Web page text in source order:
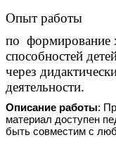
Опыт работы
по формирование
способностей
через
деятельности.
Описание работы:
материал доступен
быть совместим с